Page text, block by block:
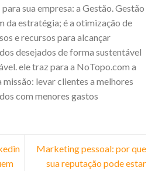
sua empresa: a Gestão. Gestão
da estratégia; é a otimização de
e recursos para alcançar
desejados de forma sustentável
ele traz para a NoTopo.com a
levar clientes a melhores
com menores gastos
Marketing pessoal: por que
sua reputação pode estar